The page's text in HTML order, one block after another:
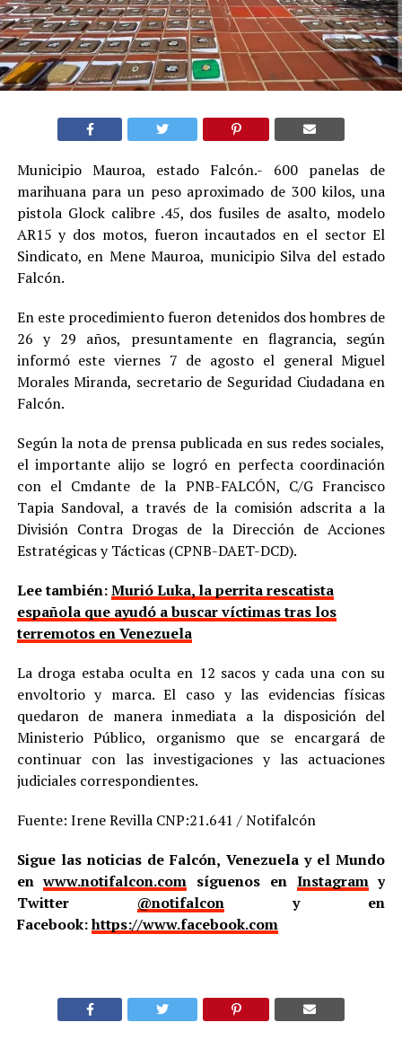
Municipio Mauroa, estado Falcón.- 600 panelas de
marihuana para un peso aproximado de 300 kilos, una
pistola Glock calibre .45, dos fusiles de asalto, modelo
AR15 y dos motos, fueron incautados en el sector El
Sindicato, en Mene Mauroa, municipio Silva del estado
Falcón.
En este procedimiento fueron detenidos dos hombres de
26 y 29 años, presuntamente en flagrancia, según
informó este viernes 7 de agosto el general Miguel
Morales Miranda, secretario de Seguridad Ciudadana en
Falcón.
Según la nota de prensa publicada en sus redes sociales,
el importante alijo se logró en perfecta coordinación
con el Cmdante de la PNB-FALCÓN, C/G Francisco
Tapia Sandoval, a través de la comisión adscrita a la
División Contra Drogas de la Dirección de Acciones
Estratégicas y Tácticas (CPNB-DAET-DCD).
Lee también:Murió Luka, la perrita rescatista
española que ayudó a buscar víctimas tras los
terremotos en Venezuela
La droga estaba oculta en 12 sacos y cada una con su
envoltorio y marca. El caso y las evidencias físicas
quedaron de manera inmediata a la disposición del
Ministerio Público, organismo que se encargará de
continuar con las investigaciones y las actuaciones
judiciales correspondientes.
Fuente: Irene Revilla CNP:21.641 / Notifalcón
Sigue las noticias de Falcón, Venezuela y el Mundo
enwww.notifalcon.com síguenos en Instagramy
Twitter @notifalcony en
Facebook:https://www.facebook.com